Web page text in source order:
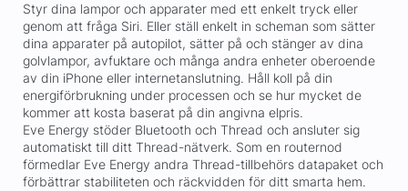
Styr dina lampor och apparater med ett enkelt tryck eller
genom att fråga Siri. Eller ställ enkelt in scheman som sätter
dina apparater på autopilot, sätter på och stänger av dina
golvlampor, avfuktare och många andra enheter oberoende
av din iPhone eller internetanslutning. Håll koll på din
energiförbrukning under processen och se hur mycket de
kommer att kosta baserat på din angivna elpris.
Eve Energy stöder Bluetooth och Thread och ansluter sig
automatiskt till ditt Thread-nätverk. Som en routernod
förmedlar Eve Energy andra Thread-tillbehörs datapaket och
förbättrar stabiliteten och räckvidden för ditt smarta hem.